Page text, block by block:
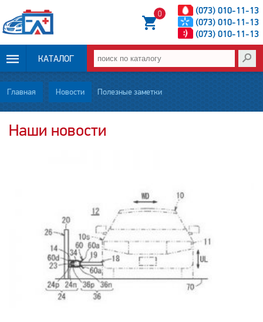
(073) 010-11-13
(073) 010-11-13
(073) 010-11-13
0
КАТАЛОГ
ОПЛАТА И
ДОСТАВКА
КОНТАКТЫ
Главная Новости Полезные заметки
Наши новости